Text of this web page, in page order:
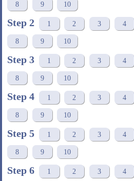
8 9 10
Step 2 1 2 3 4
8 9 10
Step 3 1 2 3 4
8 9 10
Step 4 1 2 3 4
8 9 10
Step 5 1 2 3 4
8 9 10
Step 6 1 2 3 4